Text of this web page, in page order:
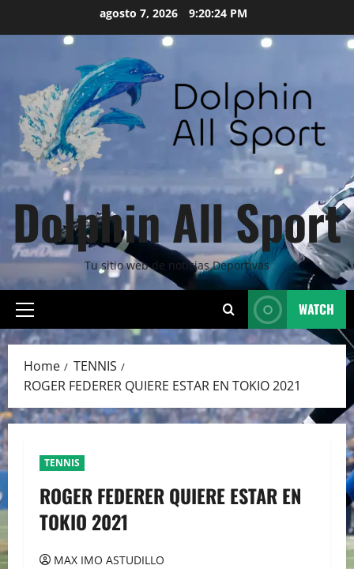
agosto 7, 2026 9:20:25 PM
Dolphin All Sport
Tu sitio web de noticias Deportivas
Primary
Menu
WATCH
Home
TENNIS
ROGER FEDERER QUIERE ESTAR EN TOKIO 2021
TENNIS
ROGER FEDERER QUIERE ESTAR EN
TOKIO 2021
MAX IMO ASTUDILLO